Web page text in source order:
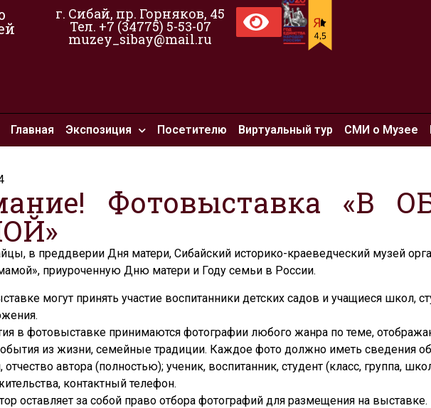
г. Сибай, пр. Горняков, 45
Тел. +7 (34775) 5-53-07
muzey_sibay@mail.ru
Главная Экспозиция Посетителю Виртуальный тур СМИ о Музее
Фотовыставка «В
в преддверии Дня матери, Сибайский историко-краеведческий музей
приуроченную Дню матери и Году семьи в России.
могут принять участие воспитанники детских садов и учащиеся школ,
в фотовыставке принимаются фотографии любого жанра по теме,
из жизни, семейные традиции. Каждое фото должно иметь сведения
автора (полностью); ученик, воспитанник, студент (класс, группа,
контактный телефон.
оставляет за собой право отбора фотографий для размещения на выставке.